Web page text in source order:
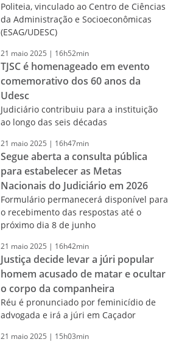
Politeia, vinculado ao Centro de Ciências
da Administração e Socioeconômicas
(ESAG/UDESC)
21 maio2025 | 16h52min
TJSC é homenageado em evento
comemorativo dos 60 anos da
Udesc
Judiciário contribuiu para a instituição
ao longo das seis décadas
21 maio2025 | 16h47min
Segue aberta a consulta pública
para estabelecer as Metas
Nacionais do Judiciário em 2026
Formulário permanecerá disponível para
o recebimento das respostas até o
próximo dia 8 de junho
21 maio2025 | 16h42min
Justiça decide levar a júri popular
homem acusado de matar e ocultar
o corpo da companheira
Réu é pronunciado por feminicídio de
advogada e irá a júri em Caçador
21 maio2025 | 15h03min